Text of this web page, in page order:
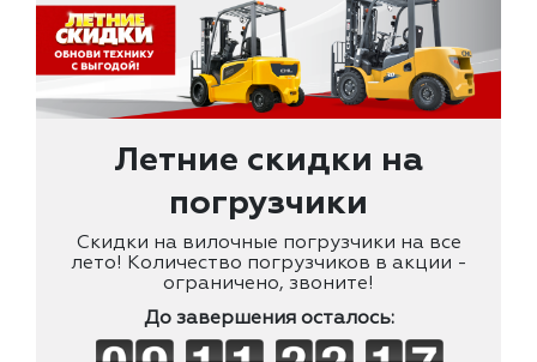
Летние скидки на
погрузчики
Скидки на вилочные погрузчики на все
лето! Количество погрузчиков в акции -
ограничено, звоните!
До завершения осталось: